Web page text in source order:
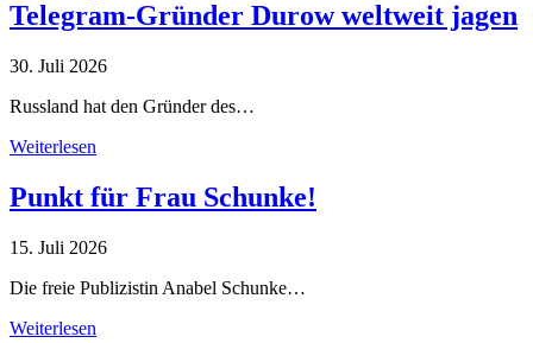
Telegram-Gründer Durow weltweit jagen
30. Juli 2026
Russland hat den Gründer des…
Weiterlesen
Punkt für Frau Schunke!
15. Juli 2026
Die freie Publizistin Anabel Schunke…
Weiterlesen